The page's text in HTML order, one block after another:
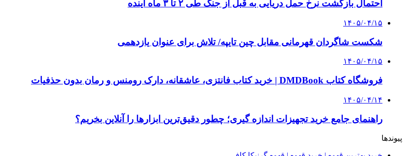
احتمال بازگشت نرخ حمل دریایی به قبل از جنگ طی ۲ تا ۳ ماه آینده
۱۴۰۵/۰۴/۱۵
شکست شاگردان قهرمانی مقابل چین تایپه/ تلاش برای عنوان یازدهمی
۱۴۰۵/۰۴/۱۵
فروشگاه کتاب DMDBook | خرید کتاب فانتزی، عاشقانه، دارک رومنس و رمان بدون حذفیات
۱۴۰۵/۰۴/۱۴
راهنمای جامع خرید تجهیزات اندازه گیری؛ چطور دقیق‌ترین ابزارها را آنلاین بخریم؟
پیوندها